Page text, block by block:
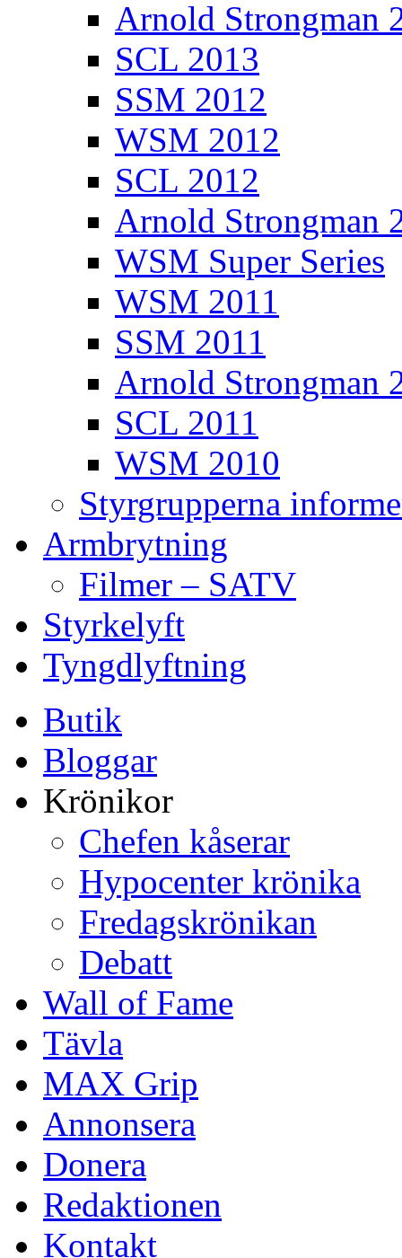
Arnold Strongman
SCL 2013
SSM 2012
WSM 2012
SCL 2012
Arnold Strongman
WSM Super Series
WSM 2011
SSM 2011
Arnold Strongman
SCL 2011
WSM 2010
Styrgrupperna
Armbrytning
Filmer – SATV
Styrkelyft
Tyngdlyftning
Butik
Bloggar
Krönikor
Chefen kåserar
Hypocenter krönika
Fredagskrönikan
Debatt
Wall of Fame
Tävla
MAX Grip
Annonsera
Donera
Redaktionen
Kontakt